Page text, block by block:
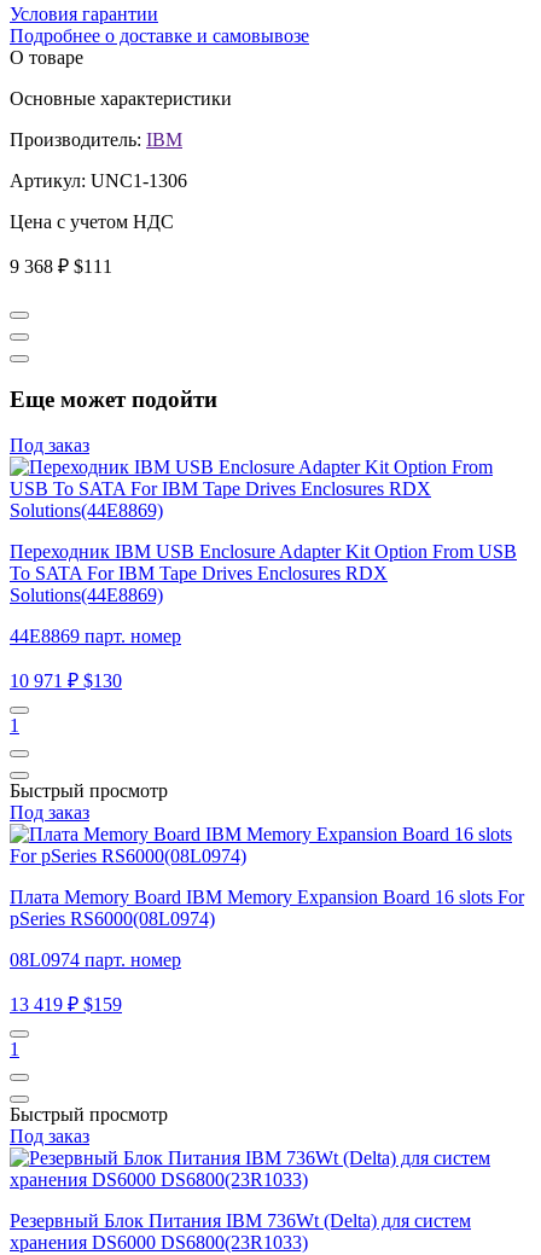
Условия гарантии
Подробнее о доставке и самовывозе
О товаре
Основные характеристики
Производитель: IBM
Артикул: UNC1-1306
Цена с учетом НДС
9 368 ₽ $111
Еще может подойти
Под заказ
Переходник IBM USB Enclosure Adapter Kit Option From USB
To SATA For IBM Tape Drives Enclosures RDX
Solutions(44E8869)
44E8869 парт. номер
10 971 ₽ $130
1
Быстрый просмотр
Под заказ
Плата Memory Board IBM Memory Expansion Board 16 slots For
pSeries RS6000(08L0974)
08L0974 парт. номер
13 419 ₽ $159
1
Быстрый просмотр
Под заказ
Резервный Блок Питания IBM 736Wt (Delta) для систем
хранения DS6000 DS6800(23R1033)